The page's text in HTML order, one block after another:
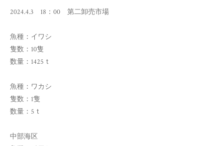
2024.4.3 18：00 第二卸売市場
魚種：イワシ
隻数：10隻
数量：1425ｔ
魚種：ワカシ
隻数：1隻
数量：5ｔ
中部海区